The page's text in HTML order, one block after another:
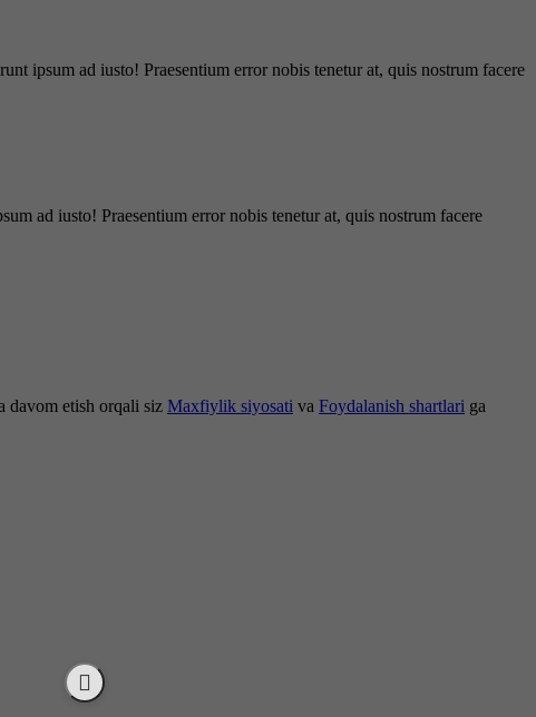
ipsum ad iusto! Praesentium error nobis tenetur at, quis nostrum facere
ad iusto! Praesentium error nobis tenetur at, quis nostrum facere
davom etish orqali siz Maxfiylik siyosati va Foydalanish shartlari ga